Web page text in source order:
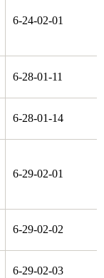
6-24-02-01
6-28-01-11
6-28-01-14
6-29-02-01
6-29-02-02
6-29-02-03